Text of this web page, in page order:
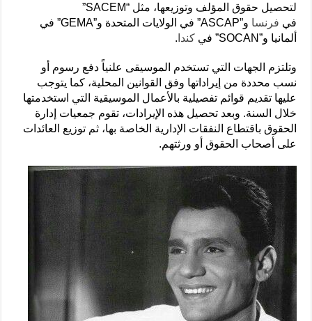
لتحصيل حقوق المؤلف وتوزيعها، مثل “SACEM”
في فرنسا
و”ASCAP” في الولايات المتحدة و”GEMA” في
ألمانيا و”SOCAN” في
كندا .
وتلتزم الجهات التي تستخدم الموسيقى علنياً دفع رسوم أو
نسب محددة من إيراداتها وفق القوانين المحلية، كما يتوجب
عليها تقديم قوائم تفصيلية بالأعمال الموسيقية التي استخدمتها
خلال السنة. وبعد تحصيل هذه الإيرادات، تقوم جمعيات إدارة
الحقوق باقتطاع النفقات الإدارية الخاصة بها، ثم توزيع العائدات
على أصحاب الحقوق أو ورثتهم.